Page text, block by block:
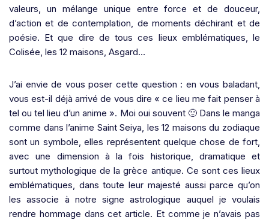
valeurs, un mélange unique entre force et de douceur,
d’action et de contemplation, de moments déchirant et de
poésie. Et que dire de tous ces lieux emblématiques, le
Colisée, les 12 maisons, Asgard…
J’ai envie de vous poser cette question : en vous baladant,
vous est-il déjà arrivé de vous dire « ce lieu me fait penser à
tel ou tel lieu d’un anime ». Moi oui souvent 🙂 Dans le manga
comme dans l’anime Saint Seiya, les 12 maisons du zodiaque
sont un symbole, elles représentent quelque chose de fort,
avec une dimension à la fois historique, dramatique et
surtout mythologique de la grèce antique. Ce sont ces lieux
emblématiques, dans toute leur majesté aussi parce qu’on
les associe à notre signe astrologique auquel je voulais
rendre hommage dans cet article. Et comme je n’avais pas